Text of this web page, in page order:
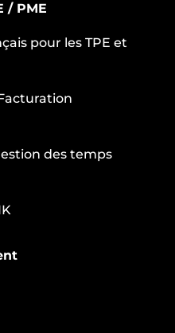
/ PME
pour les TPE et
des temps